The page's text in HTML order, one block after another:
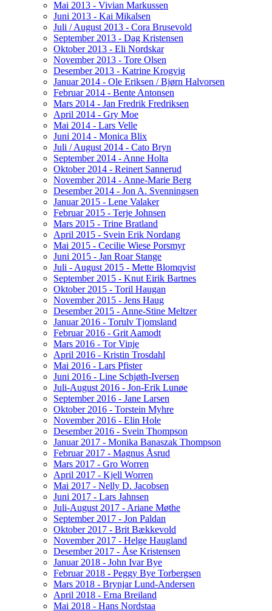
Mai 2013 - Vivian Markussen
Juni 2013 - Kai Mikalsen
Juli / August 2013 - Cora Brusevold
September 2013 - Dag Kristensen
Oktober 2013 - Eli Nordskar
November 2013 - Tore Olsen
Desember 2013 - Katrine Krogvig
Januar 2014 - Ole Eriksen / Bjørn Halvorsen
Februar 2014 - Bente Antonsen
Mars 2014 - Jan Fredrik Fredriksen
April 2014 - Gry Moe
Mai 2014 - Lars Velle
Juni 2014 - Monica Blix
Juli / August 2014 - Cato Bryn
September 2014 - Anne Holta
Oktober 2014 - Reinert Sannerud
November 2014 - Anne-Marie Berg
Desember 2014 - Jon A. Svenningsen
Januar 2015 - Lene Valaker
Februar 2015 - Terje Johnsen
Mars 2015 - Trine Bratland
April 2015 - Svein Erik Nordang
Mai 2015 - Cecilie Wiese Porsmyr
Juni 2015 - Jan Roar Stange
Juli - August 2015 - Mette Blomqvist
September 2015 - Knut Eirik Bartnes
Oktober 2015 - Toril Haugan
November 2015 - Jens Haug
Desember 2015 - Anne-Stine Meltzer
Januar 2016 - Torulv Tjomsland
Februar 2016 - Grit Aamodt
Mars 2016 - Tor Vinje
April 2016 - Kristin Trosdahl
Mai 2016 - Lars Pfister
Juni 2016 - Line Schjøth-Iversen
Juli-August 2016 - Jon-Erik Lunøe
September 2016 - Jane Larsen
Oktober 2016 - Torstein Myhre
November 2016 - Elin Hole
Desember 2016 - Svein Thompson
Januar 2017 - Monika Banaszak Thompson
Februar 2017 - Magnus Åsrud
Mars 2017 - Gro Worren
April 2017 - Kjell Worren
Mai 2017 - Nelly D. Jacobsen
Juni 2017 - Lars Jahnsen
Juli-August 2017 - Ariane Møthe
September 2017 - Jon Paldan
Oktober 2017 - Brit Bækkevold
November 2017 - Helge Haugland
Desember 2017 - Åse Kristensen
Januar 2018 - John Ivar Bye
Februar 2018 - Peggy Bye Torbergsen
Mars 2018 - Brynjar Lund-Andersen
April 2018 - Erna Breiland
Mai 2018 - Hans Nordstaa